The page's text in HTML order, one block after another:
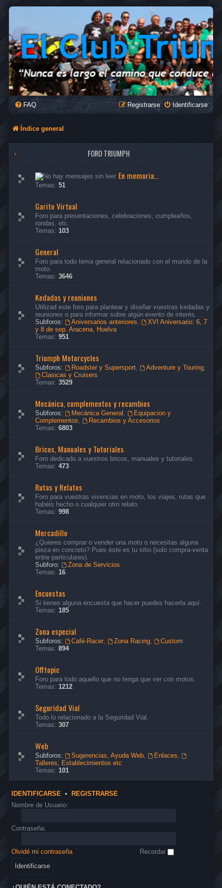
FAQ Identificarse
Registrarse
Índice general
FORO TRIUMPH
En memoria...
Temas: 51
Garito Virtual
Foro para presentaciones, celebraciones, cumpleaños,
rondas, etc.
Temas: 103
General
Foro para todo tema general relacionado con el mundo de la
moto.
Temas: 3646
Kedadas y reuniones
Utilizad este foro para plantear y diseñar vuestras kedadas y
reuniones o para informar sobre algún evento de interés.
Subforos:
Aniversarios anteriores,
XVI Aniversario: 6, 7
y 8 de sep. Aracena, Huelva
Temas: 951
Triumph Motorcycles
Subforos: Roadster y Supersport, Adventure y Touring,
Clasicas y Cruisers
Temas: 3529
Mecánica, complementos y recambios
Subforos: Mecánica General ,
Equipacion y
Complementos,
Recambios y Accesorios
Temas: 6803
Bricos, Manuales y Tutoriales
Foro dedicado a vuestros bricos, manuales y tutoriales.
Temas: 473
Rutas y Relatos
Foro para vuestras vivencias en moto, los viajes, rutas que
habéis hecho o cualquier otro relato.
Temas: 998
Mercadillo
¿Quieres comprar o vender una moto o necesitas alguna
pieza en concreto? Pues éste es tu sitio (solo compra-venta
entre particulares).
Subforo:
Zona de Servicios
Temas: 16
Encuestas
Si tienes alguna encuesta que hacer puedes hacerla aquí.
Temas: 185
Zona especial
Subforos: Café-Racer, Zona Racing,
Custom
Temas: 894
Offtopic
Foro para todo aquello que no tenga que ver con motos.
Temas: 1212
Seguridad Vial
Todo lo relacionado a la Seguridad Vial.
Temas: 307
Web
Subforos: Sugerencias, Ayuda Web, Enlaces,
Talleres, Establecimientos etc
Temas: 101
IDENTIFICARSE • REGISTRARSE
Nombre de Usuario:
Contraseña:
Olvidé mi contraseña Recordar